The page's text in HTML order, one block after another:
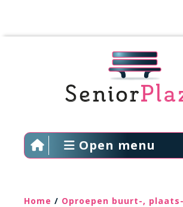
Open menu
Home / Oproepen buurt-,